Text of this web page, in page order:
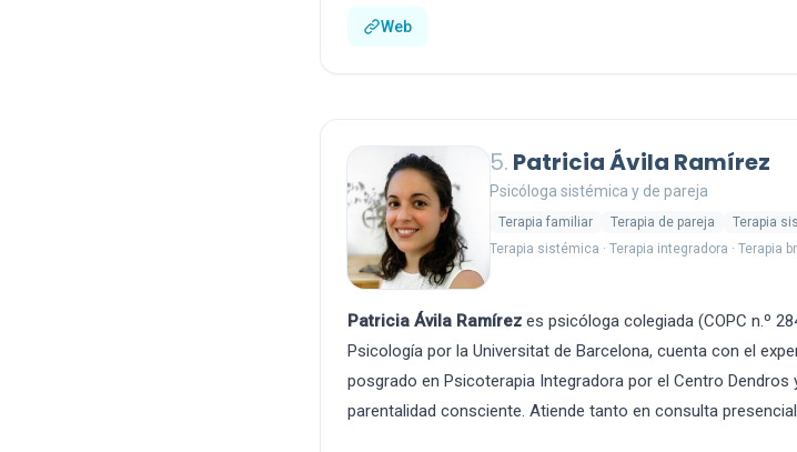
Web
5. Patricia Ávila Ramírez
Psicóloga sistémica y de pareja
Terapia familiar Terapia de pareja Terapia
Terapia sistémica · Terapia integradora · Terapia
Patricia Ávila Ramírez es psicóloga colegiada (COPC n.º
Psicología por la Universitat de Barcelona, cuenta con el
posgrado en Psicoterapia Integradora por el Centro
parentalidad consciente. Atiende tanto en consulta